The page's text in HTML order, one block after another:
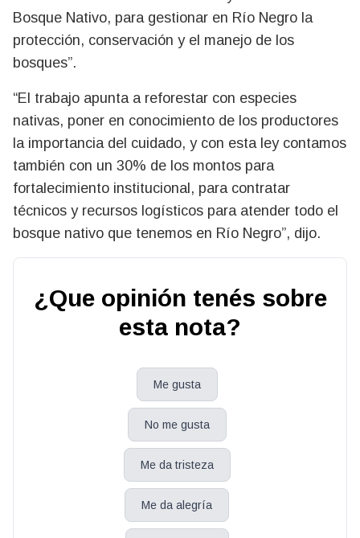
Bosque Nativo, para gestionar en Río Negro la
protección, conservación y el manejo de los
bosques”.
“El trabajo apunta a reforestar con especies
nativas, poner en conocimiento de los productores
la importancia del cuidado, y con esta ley contamos
también con un 30% de los montos para
fortalecimiento institucional, para contratar
técnicos y recursos logísticos para atender todo el
bosque nativo que tenemos en Río Negro”, dijo.
¿Que opinión tenés sobre
esta nota?
Me gusta
No me gusta
Me da tristeza
Me da alegría